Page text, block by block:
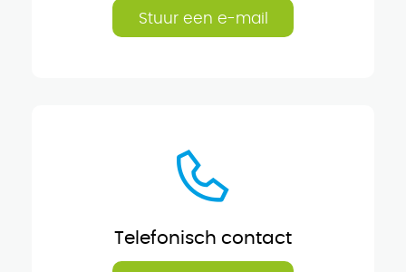
Stuur een e-mail
Telefonisch contact